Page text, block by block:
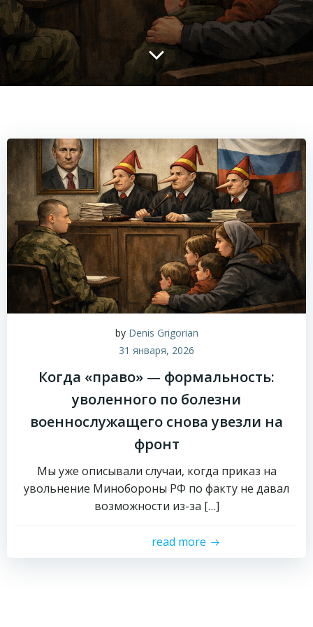
by Denis Grigorian
31 января, 2026
Когда «право» — формальность:
уволенного по болезни
военнослужащего снова увезли на
фронт
Мы уже описывали случаи, когда приказ на
увольнение Минобороны РФ по факту не давал
возможности из-за […]
read more